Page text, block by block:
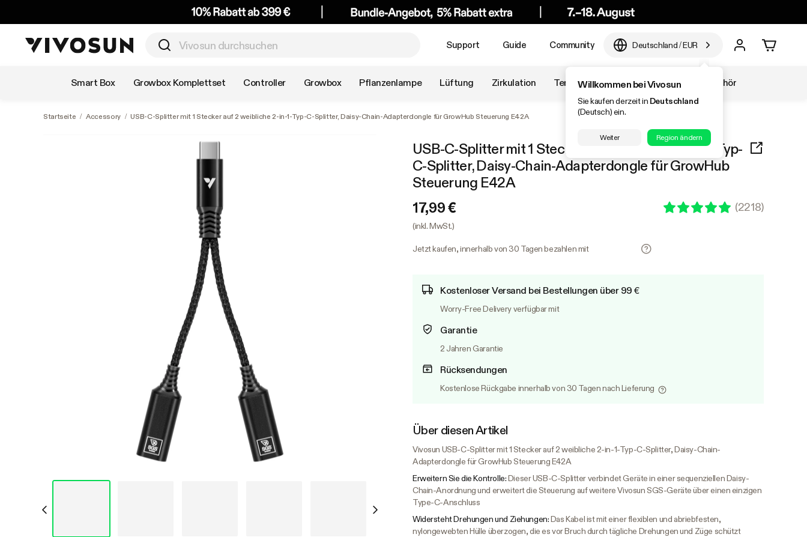
Support Guide Community Deutschland/EUR
Willkommen bei Vivosun
Sie kaufen derzeit in Deutschland
(Deutsch) ein.
Weiter Region ändern
Smart Box Growbox Komplettset Controller Growbox Pflanzenlampe Lüftung Zirkulation Temperatur & Luftfeuchtigkeit Zubehör
Startseite / Accessory / USB-C-Splitter mit 1 Stecker auf 2 weibliche 2-in-1-Typ-C-Splitter, Daisy-Chain-Adapterdongle für GrowHub Steuerung E42A
USB-C-Splitter mit 1 Stecker auf 2 weibliche 2-in-1-Typ-
C-Splitter, Daisy-Chain-Adapterdongle für GrowHub
Steuerung E42A
17,99 €
(2218)
(inkl. MwSt.)
Jetzt kaufen, innerhalb von 30 Tagen bezahlen mit
Kostenloser Versand bei Bestellungen über 99 €
Worry-Free Delivery verfügbar mit
Garantie
2 Jahren Garantie
Rücksendungen
Kostenlose Rückgabe innerhalb von 30 Tagen nach Lieferung
Über diesen Artikel
Vivosun USB-C-Splitter mit 1 Stecker auf 2 weibliche 2-in-1-Typ-C-Splitter, Daisy-Chain-
Adapterdongle für GrowHub Steuerung E42A
Erweitern Sie die Kontrolle:Dieser USB-C-Splitter verbindet Geräte in einer sequenziellen Daisy-
Chain-Anordnung und erweitert die Steuerung auf weitere Vivosun SGS-Geräte über einen einzigen
Type-C-Anschluss
Widersteht Drehungen und Ziehungen:Das Kabel ist mit einer flexiblen und abriebfesten,
nylongewebten Hülle überzogen, die es vor Bruch durch tägliche Drehungen und Züge schützt